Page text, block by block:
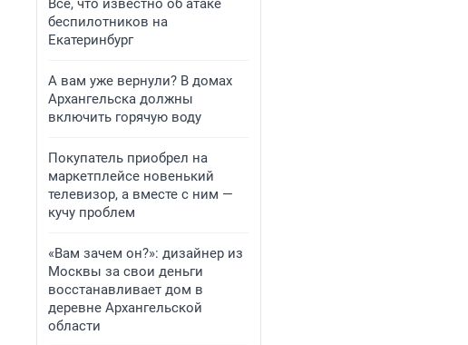
Все, что известно об атаке
беспилотников на
Екатеринбург
А вам уже вернули? В домах
Архангельска должны
включить горячую воду
Покупатель приобрел на
маркетплейсе новенький
телевизор, а вместе с ним —
кучу проблем
«Вам зачем он?»: дизайнер из
Москвы за свои деньги
восстанавливает дом в
деревне Архангельской
области